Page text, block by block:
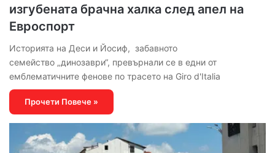
изгубената брачна халка след апел на
Евроспорт
Историята на Деси и Йосиф, забавното
семейство „динозаври“, превърнали се в едни от
емблематичните фенове по трасето на Giro d'Italia
Прочети Повече »